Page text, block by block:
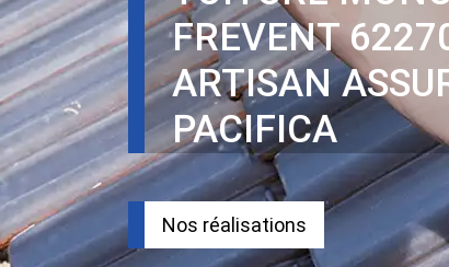
FREVENT
ARTISAN
PACIFICA
Nos réalisations